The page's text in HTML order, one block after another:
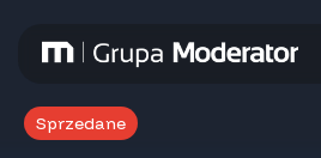
Sprzedane